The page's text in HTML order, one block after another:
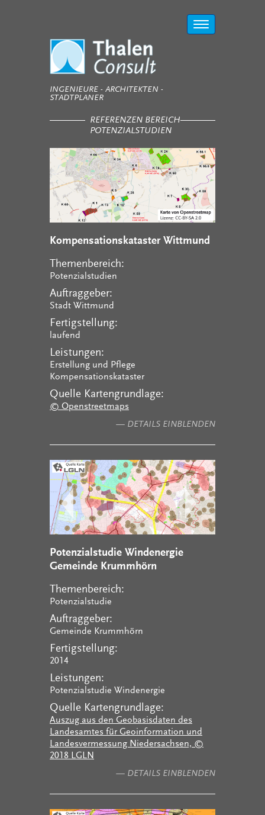
Toggle
navigation
INGENIEURE - ARCHITEKTEN -
STADTPLANER
REFERENZEN BEREICH
POTENZIALSTUDIEN
Kompensationskataster Wittmund
Themenbereich:
Potenzialstudien
Auftraggeber:
Stadt Wittmund
Fertigstellung:
laufend
Leistungen:
Erstellung und Pflege
Kompensationskataster
Quelle Kartengrundlage:
© Openstreetmaps
— DETAILS EINBLENDEN
Potenzialstudie Windenergie
Gemeinde Krummhörn
Themenbereich:
Potenzialstudie
Auftraggeber:
Gemeinde Krummhörn
Fertigstellung:
2014
Leistungen:
Potenzialstudie Windenergie
Quelle Kartengrundlage:
Auszug aus den Geobasisdaten des
Landesamtes für Geoinformation und
Landesvermessung Niedersachsen, ©
2018 LGLN
— DETAILS EINBLENDEN